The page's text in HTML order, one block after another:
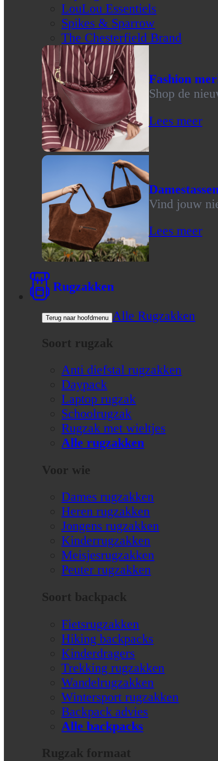
LouLou Essentiels
Spikes & Sparrow
The Chesterfield Brand
Fashion
Shop de
Lees meer
Vind jouw
Lees meer
Rugzakken
Terug naar hoofdmenu Alle Rugzakken
Soort rugzak
Anti diefstal rugzakken
Daypack
Laptop rugzak
Schoolrugzak
Rugzak met wieltjes
Alle rugzakken
Voor wie
Dames rugzakken
Heren rugzakken
Jongens rugzakken
Kinderrugzakken
Meisjesrugzakken
Peuter rugzakken
Soort backpack
Fietsrugzakken
Hiking backpacks
Kinderdragers
Trekking rugzakken
Wandelrugzakken
Wintersport rugzakken
Backpack advies
Alle backpacks
Rugzak formaat